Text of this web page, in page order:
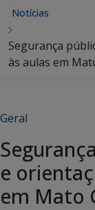
Notícias
Segurança
às aulas em
Geral
e
em Mato